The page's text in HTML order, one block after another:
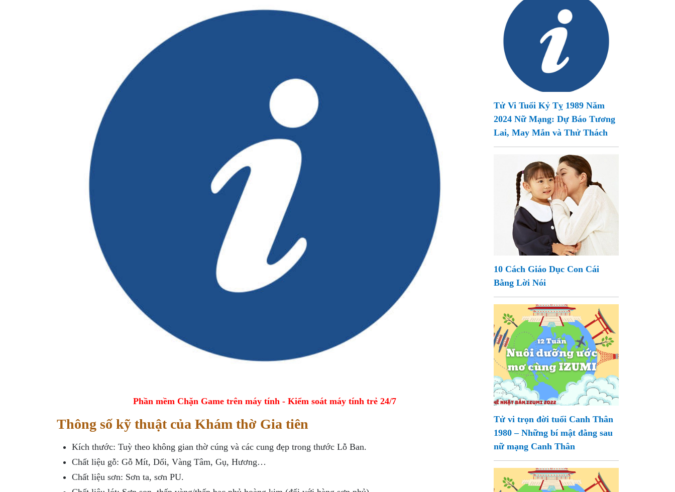
Phần mềm Chặn Game trên máy tính - Kiểm soát máy tính trẻ 24/7
Thông số kỹ thuật của Khám thờ Gia tiên
Kích thước: Tuỳ theo không gian thờ cúng và các cung đẹp trong thước Lỗ Ban.
Chất liệu gỗ: Gỗ Mít, Dổi, Vàng Tâm, Gụ, Hương…
Chất liệu sơn: Sơn ta, sơn PU.
Tử Vi Tuổi Kỷ Tỵ 1989 Năm
2024 Nữ Mạng: Dự Báo Tương
Lai, May Mắn và Thử Thách
10 Cách Giáo Dục Con Cái
Bằng Lời Nói
Tử vi trọn đời tuổi Canh Thân
1980 – Những bí mật đằng sau
nữ mạng Canh Thân